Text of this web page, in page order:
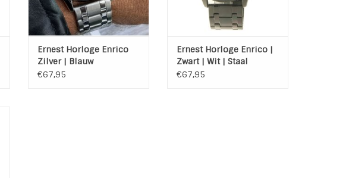
Ernest Horloge Enrico
Zilver | Blauw
€67,95
Ernest Horloge Enrico |
Zwart | Wit | Staal
€67,95